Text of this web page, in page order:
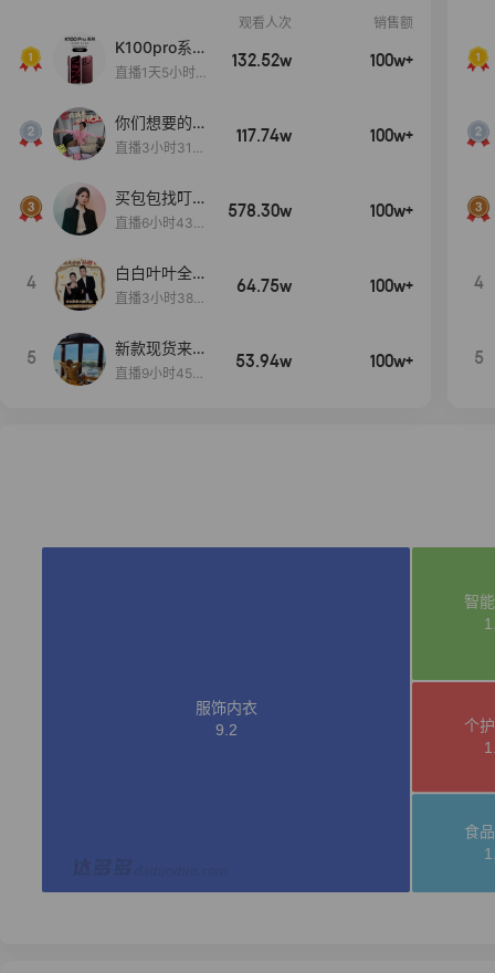
观看人次 销售额
K100pro系列
新品预约中~
直播1天5小时1
132.52w 100w+
你们想要的
包！终于来
意！
直播3小时31分
117.74w 100w+
买包包找叮
当,一折购！
直播6小时43分
578.30w 100w+
4
白白叶叶全品
类好物补贴节
直播3小时38分
64.75w 100w+
5
新款现货来了
～
直播9小时45分
53.94w 100w+
4
5